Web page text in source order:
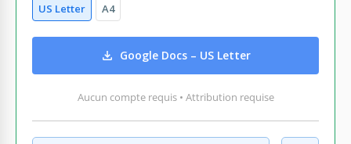
US Letter A4
Google Docs – US Letter
Aucun compte requis • Attribution requise